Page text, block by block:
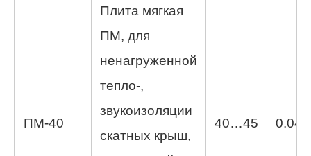
ПМ-40
Плита мягкая
ПМ, для
ненагруженной
тепло-,
звукоизоляции
скатных крыш,
40…45 0.042